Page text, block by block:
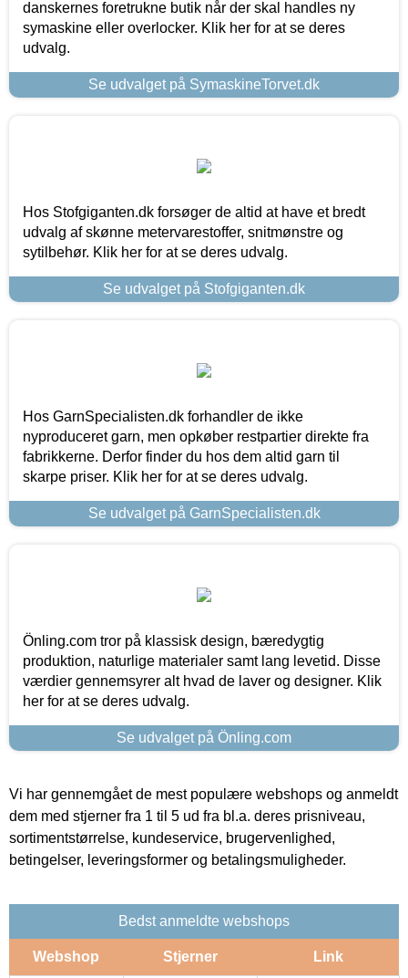
danskernes foretrukne butik når der skal handles ny
symaskine eller overlocker. Klik her for at se deres
udvalg.
Se udvalget på SymaskineTorvet.dk
Hos Stofgiganten.dk forsøger de altid at have et bredt
udvalg af skønne metervarestoffer, snitmønstre og
sytilbehør. Klik her for at se deres udvalg.
Se udvalget på Stofgiganten.dk
Hos GarnSpecialisten.dk forhandler de ikke
nyproduceret garn, men opkøber restpartier direkte fra
fabrikkerne. Derfor finder du hos dem altid garn til
skarpe priser. Klik her for at se deres udvalg.
Se udvalget på GarnSpecialisten.dk
Önling.com tror på klassisk design, bæredygtig
produktion, naturlige materialer samt lang levetid. Disse
værdier gennemsyrer alt hvad de laver og designer. Klik
her for at se deres udvalg.
Se udvalget på Önling.com
Vi har gennemgået de mest populære webshops og anmeldt
dem med stjerner fra 1 til 5 ud fra bl.a. deres prisniveau,
sortimentstørrelse, kundeservice, brugervenlighed,
betingelser, leveringsformer og betalingsmuligheder.
Bedst anmeldte webshops
Webshop Stjerner Link